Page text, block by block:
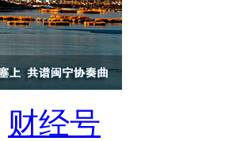
财经号